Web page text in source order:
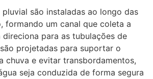
pluvial são instaladas ao longo das
formando um canal que coleta a
direciona para as tubulações de
projetadas para suportar o
chuva e evitar transbordamentos,
seja conduzida de forma segura